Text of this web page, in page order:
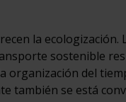
la ecologización.
sostenible
organización del
también se está